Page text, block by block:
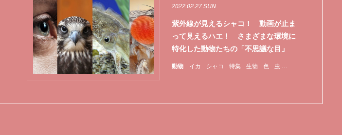
動物 イカ シャコ 特集 生物 色 虫
2022.02.27 SUN
紫外線が見えるシャコ！ 動画が止ま
って見えるハエ！ さまざまな環境に
特化した動物たちの「不思議な目」